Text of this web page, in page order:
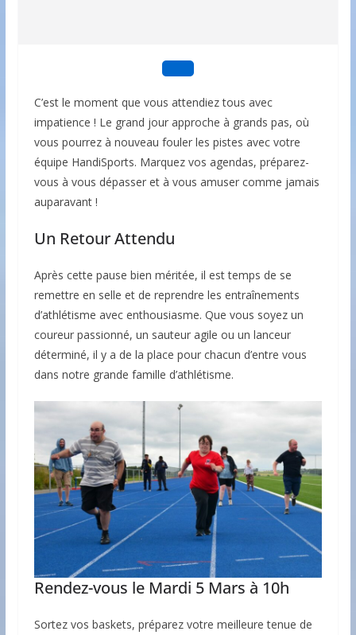
C’est le moment que vous attendiez tous avec
impatience ! Le grand jour approche à grands pas, où
vous pourrez à nouveau fouler les pistes avec votre
équipe HandiSports. Marquez vos agendas, préparez-
vous à vous dépasser et à vous amuser comme jamais
auparavant !
Un Retour Attendu
Après cette pause bien méritée, il est temps de se
remettre en selle et de reprendre les entraînements
d’athlétisme avec enthousiasme. Que vous soyez un
coureur passionné, un sauteur agile ou un lanceur
déterminé, il y a de la place pour chacun d’entre vous
dans notre grande famille d’athlétisme.
Rendez-vous le Mardi 5 Mars à 10h
Sortez vos baskets, préparez votre meilleure tenue de